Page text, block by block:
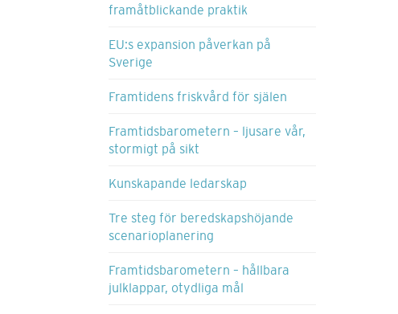
framåtblickande praktik
EU:s expansion påverkan på
Sverige
Framtidens friskvård för själen
Framtidsbarometern – ljusare vår,
stormigt på sikt
Kunskapande ledarskap
Tre steg för beredskapshöjande
scenarioplanering
Framtidsbarometern – hållbara
julklappar, otydliga mål